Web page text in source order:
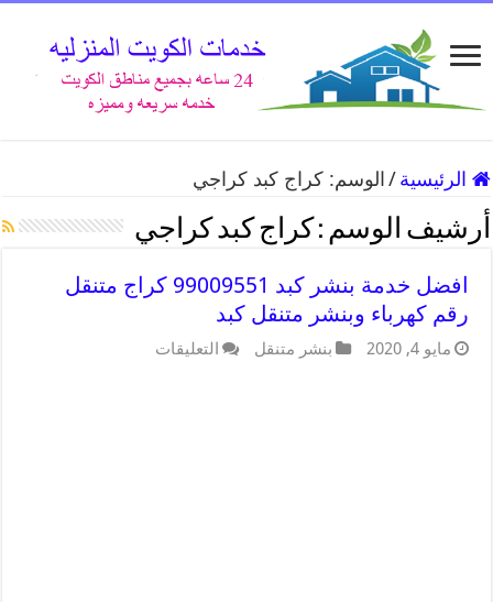
الرئيسية / الوسم:كراج كبد كراجي
أرشيف الوسم : كراج كبد كراجي
افضل خدمة بنشر كبد 99009551 كراج متنقل
رقم كهرباء وبنشر متنقل كبد
مايو 4, 2020 بنشر متنقل التعليقات